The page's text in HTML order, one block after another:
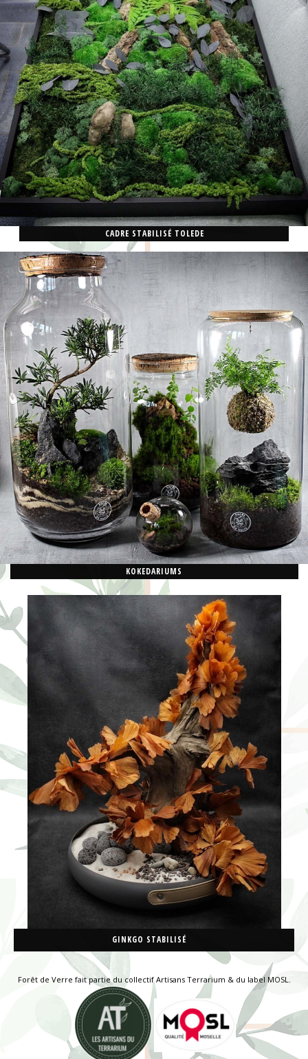
CADRE STABILISÉ TOLEDE
KOKEDARIUMS
GINKGO STABILISÉ
Forêt de Verre fait partie du collectif Artisans Terrarium & du label MOSL.